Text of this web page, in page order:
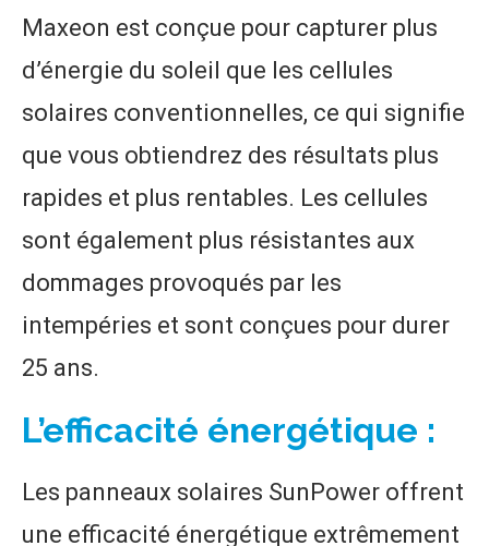
Maxeon est conçue pour capturer plus
d’énergie du soleil que les cellules
solaires conventionnelles, ce qui signifie
que vous obtiendrez des résultats plus
rapides et plus rentables. Les cellules
sont également plus résistantes aux
dommages provoqués par les
intempéries et sont conçues pour durer
25 ans.
L’efficacité énergétique :
Les panneaux solaires SunPower offrent
une efficacité énergétique extrêmement